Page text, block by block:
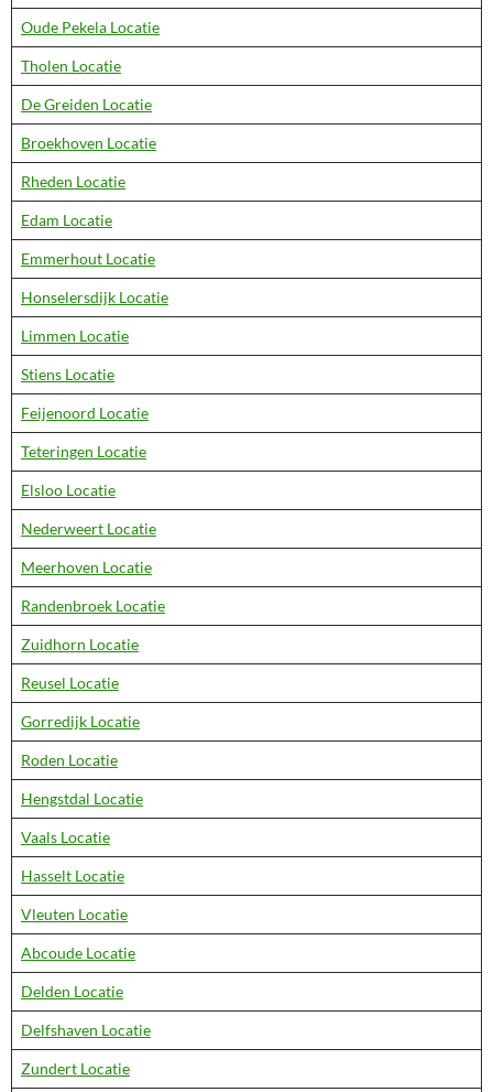
Oude Pekela Locatie
Tholen Locatie
De Greiden Locatie
Broekhoven Locatie
Rheden Locatie
Edam Locatie
Emmerhout Locatie
Honselersdijk Locatie
Limmen Locatie
Stiens Locatie
Feijenoord Locatie
Teteringen Locatie
Elsloo Locatie
Nederweert Locatie
Meerhoven Locatie
Randenbroek Locatie
Zuidhorn Locatie
Reusel Locatie
Gorredijk Locatie
Roden Locatie
Hengstdal Locatie
Vaals Locatie
Hasselt Locatie
Vleuten Locatie
Abcoude Locatie
Delden Locatie
Delfshaven Locatie
Zundert Locatie